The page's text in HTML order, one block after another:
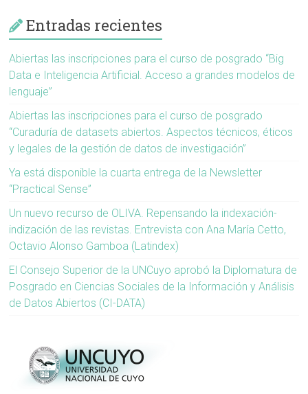
Entradas recientes
Abiertas las inscripciones para el curso de posgrado “Big
Data e Inteligencia Artificial. Acceso a grandes modelos de
lenguaje”
Abiertas las inscripciones para el curso de posgrado
“Curaduría de datasets abiertos. Aspectos técnicos, éticos
y legales de la gestión de datos de investigación”
Ya está disponible la cuarta entrega de la Newsletter
“Practical Sense”
Un nuevo recurso de OLIVA. Repensando la indexación-
indización de las revistas. Entrevista con Ana María Cetto,
Octavio Alonso Gamboa (Latindex)
El Consejo Superior de la UNCuyo aprobó la Diplomatura de
Posgrado en Ciencias Sociales de la Información y Análisis
de Datos Abiertos (CI-DATA)